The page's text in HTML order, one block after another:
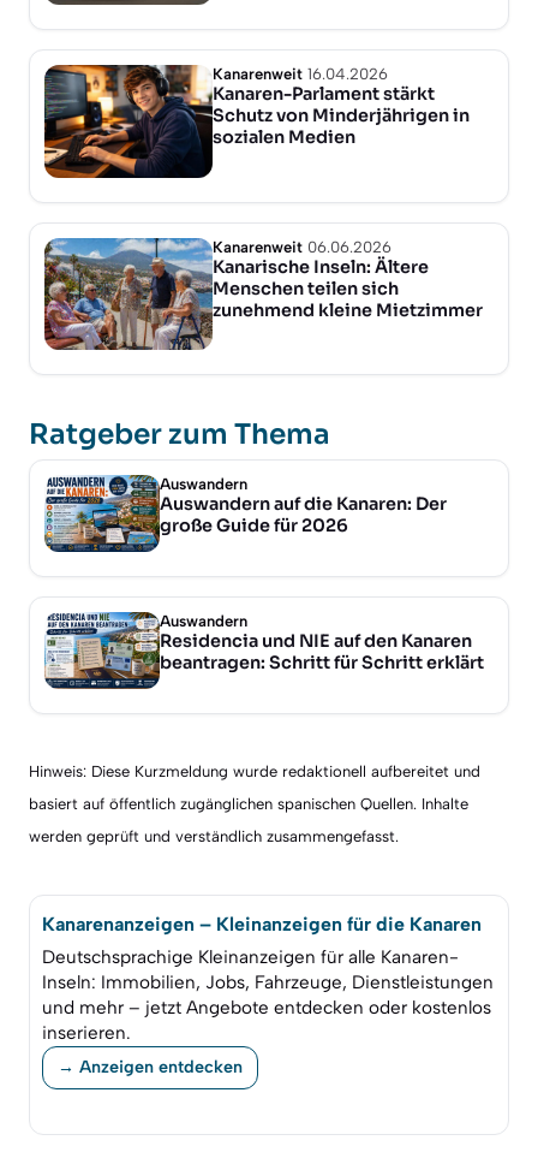
Kanarenweit 16.04.2026
Kanaren-Parlament stärkt
Schutz von Minderjährigen in
sozialen Medien
Kanarenweit 06.06.2026
Kanarische Inseln: Ältere
Menschen teilen sich
zunehmend kleine Mietzimmer
Ratgeber zum Thema
Auswandern
Auswandern auf die Kanaren: Der
große Guide für 2026
Auswandern
Residencia und NIE auf den Kanaren
beantragen: Schritt für Schritt erklärt
Hinweis: Diese Kurzmeldung wurde redaktionell aufbereitet und
basiert auf öffentlich zugänglichen spanischen Quellen. Inhalte
werden geprüft und verständlich zusammengefasst.
Kanarenanzeigen – Kleinanzeigen für die Kanaren
Deutschsprachige Kleinanzeigen für alle Kanaren-
Inseln: Immobilien, Jobs, Fahrzeuge, Dienstleistungen
und mehr – jetzt Angebote entdecken oder kostenlos
inserieren.
→ Anzeigen entdecken